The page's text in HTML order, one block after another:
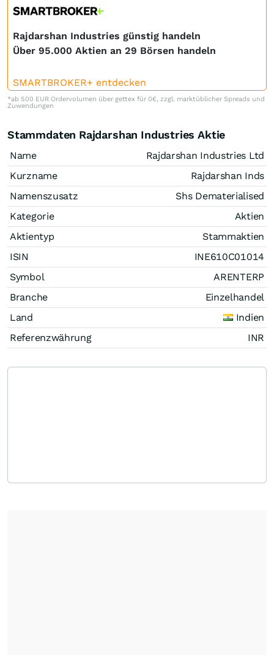
Rajdarshan Industries günstig handeln
Über 95.000 Aktien an 29 Börsen handeln
SMARTBROKER+ entdecken
*ab 500 EUR Ordervolumen über gettex für 0€, zzgl. marktüblicher Spreads und
Zuwendungen
Stammdaten Rajdarshan Industries Aktie
Name
Rajdarshan Industries Ltd
Kurzname
Rajdarshan Inds
Namenszusatz
Shs Dematerialised
Kategorie
Aktien
Aktientyp
Stammaktien
ISIN
INE610C01014
Symbol
ARENTERP
Branche
Einzelhandel
Land
Indien
Referenzwährung
INR